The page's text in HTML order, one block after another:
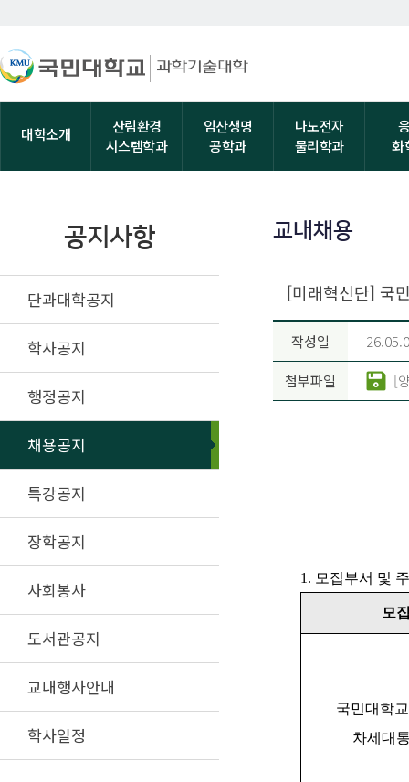
대학소개
산림환경
시스템학과
임산생명
공학과
나노전자
물리학과
화
공지사항
단과대학공지
학사공지
행정공지
채용공지
특강공지
장학공지
사회봉사
도서관공지
교내행사안내
학사일정
교내채용
[미래혁신단] 국
작성일
첨부파일 [
1. 모집부서 및
모
국민대학
차세대